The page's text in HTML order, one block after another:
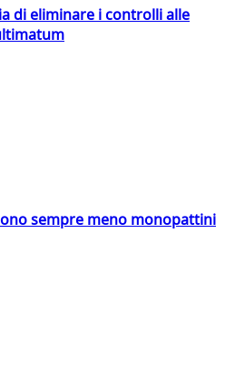
di eliminare i controlli alle
sempre meno monopattini